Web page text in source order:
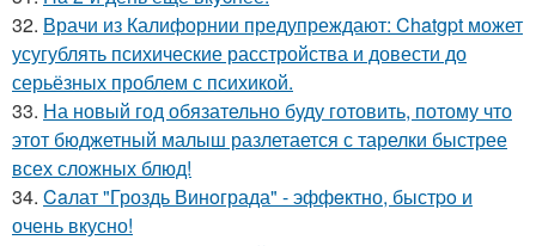
32. Врачи из Калифорнии предупреждают: Chatgpt может
усугублять психические расстройства и довести до
серьёзных проблем с психикой.
33. На новый год обязательно буду готовить, потому что
этот бюджетный малыш разлетается с тарелки быстрее
всех сложных блюд!
34. Caлат "Гроздь Винoграда" - эффeктно, быстpo и
очень вкусно!